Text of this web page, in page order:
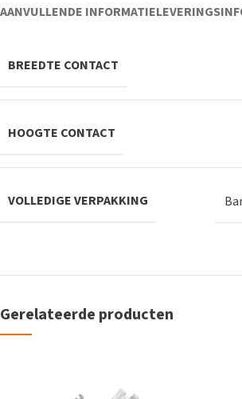
AANVULLENDE INFORMATIE
BREEDTE CONTACT
HOOGTE CONTACT
VOLLEDIGE VERPAKKING
Gerelateerde producten